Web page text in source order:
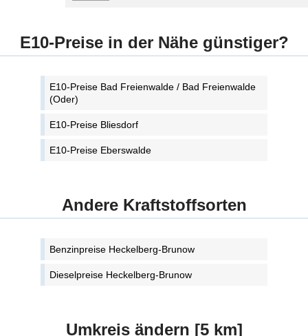
E10-Preise in der Nähe günstiger?
E10-Preise Bad Freienwalde / Bad Freienwalde
(Oder)
E10-Preise Bliesdorf
E10-Preise Eberswalde
Andere Kraftstoffsorten
Benzinpreise Heckelberg-Brunow
Dieselpreise Heckelberg-Brunow
Umkreis ändern [5 km]